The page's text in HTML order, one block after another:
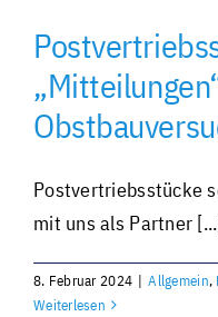
Postvertriebsstücke
mit uns als Partner
8. Februar 2024 | Allgemein,
Weiterlesen